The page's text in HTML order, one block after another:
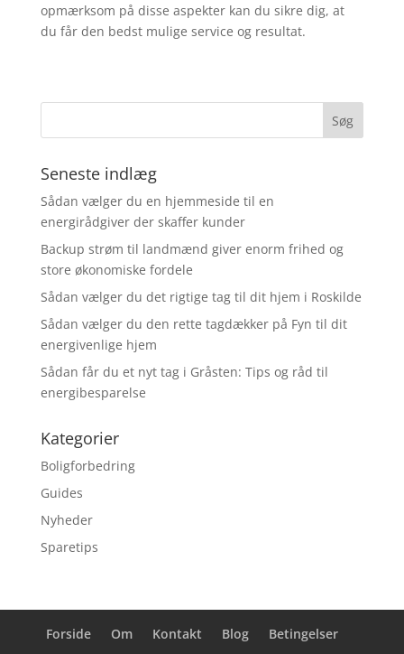
opmærksom på disse aspekter kan du sikre dig, at
du får den bedst mulige service og resultat.
Seneste indlæg
Sådan vælger du en hjemmeside til en
energirådgiver der skaffer kunder
Backup strøm til landmænd giver enorm frihed og
store økonomiske fordele
Sådan vælger du det rigtige tag til dit hjem i Roskilde
Sådan vælger du den rette tagdækker på Fyn til dit
energivenlige hjem
Sådan får du et nyt tag i Gråsten: Tips og råd til
energibesparelse
Kategorier
Boligforbedring
Guides
Nyheder
Sparetips
Forside Om Kontakt Blog Betingelser